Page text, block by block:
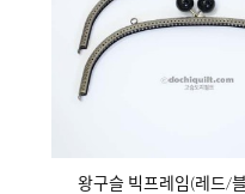
왕구슬 빅프레임(레드/